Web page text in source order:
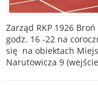
Zarząd RKP 1926
godz. 16 -22 na
się na obiektach
Narutowicza 9